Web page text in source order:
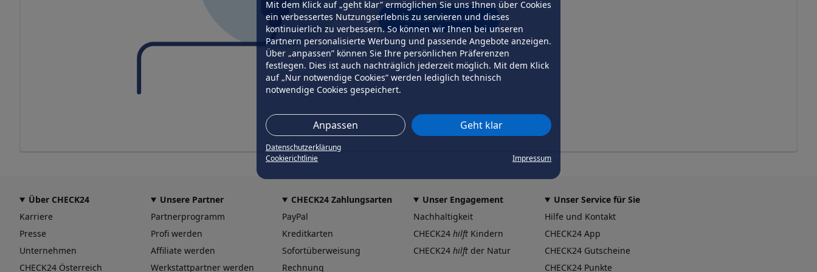
Mit dem Klick auf „geht klar” ermöglichen Sie uns Ihnen über Cookies
ein verbessertes Nutzungserlebnis zu servieren und dieses
kontinuierlich zu verbessern. So können wir Ihnen bei unseren
Partnern personalisierte Werbung und passende Angebote anzeigen.
Über „anpassen” können Sie Ihre persönlichen Präferenzen
festlegen. Dies ist auch nachträglich jederzeit möglich. Mit dem Klick
auf „Nur notwendige Cookies” werden lediglich technisch
notwendige Cookies gespeichert.
Anpassen Geht klar
Datenschutzerklärung
Cookierichtlinie
Impressum
erneut versuchen
Über CHECK24
Karriere
Presse
Unternehmen
CHECK24 Österreich
Unsere Partner
Partnerprogramm
Profi werden
Affiliate werden
Werkstattpartner werden
CHECK24 Zahlungsarten
PayPal
Kreditkarten
Sofortüberweisung
Rechnung
Unser Engagement
Nachhaltigkeit
CHECK24 hilft Kindern
CHECK24 hilft der Natur
Unser Service für Sie
Hilfe und Kontakt
CHECK24 App
CHECK24 Gutscheine
CHECK24 Punkte